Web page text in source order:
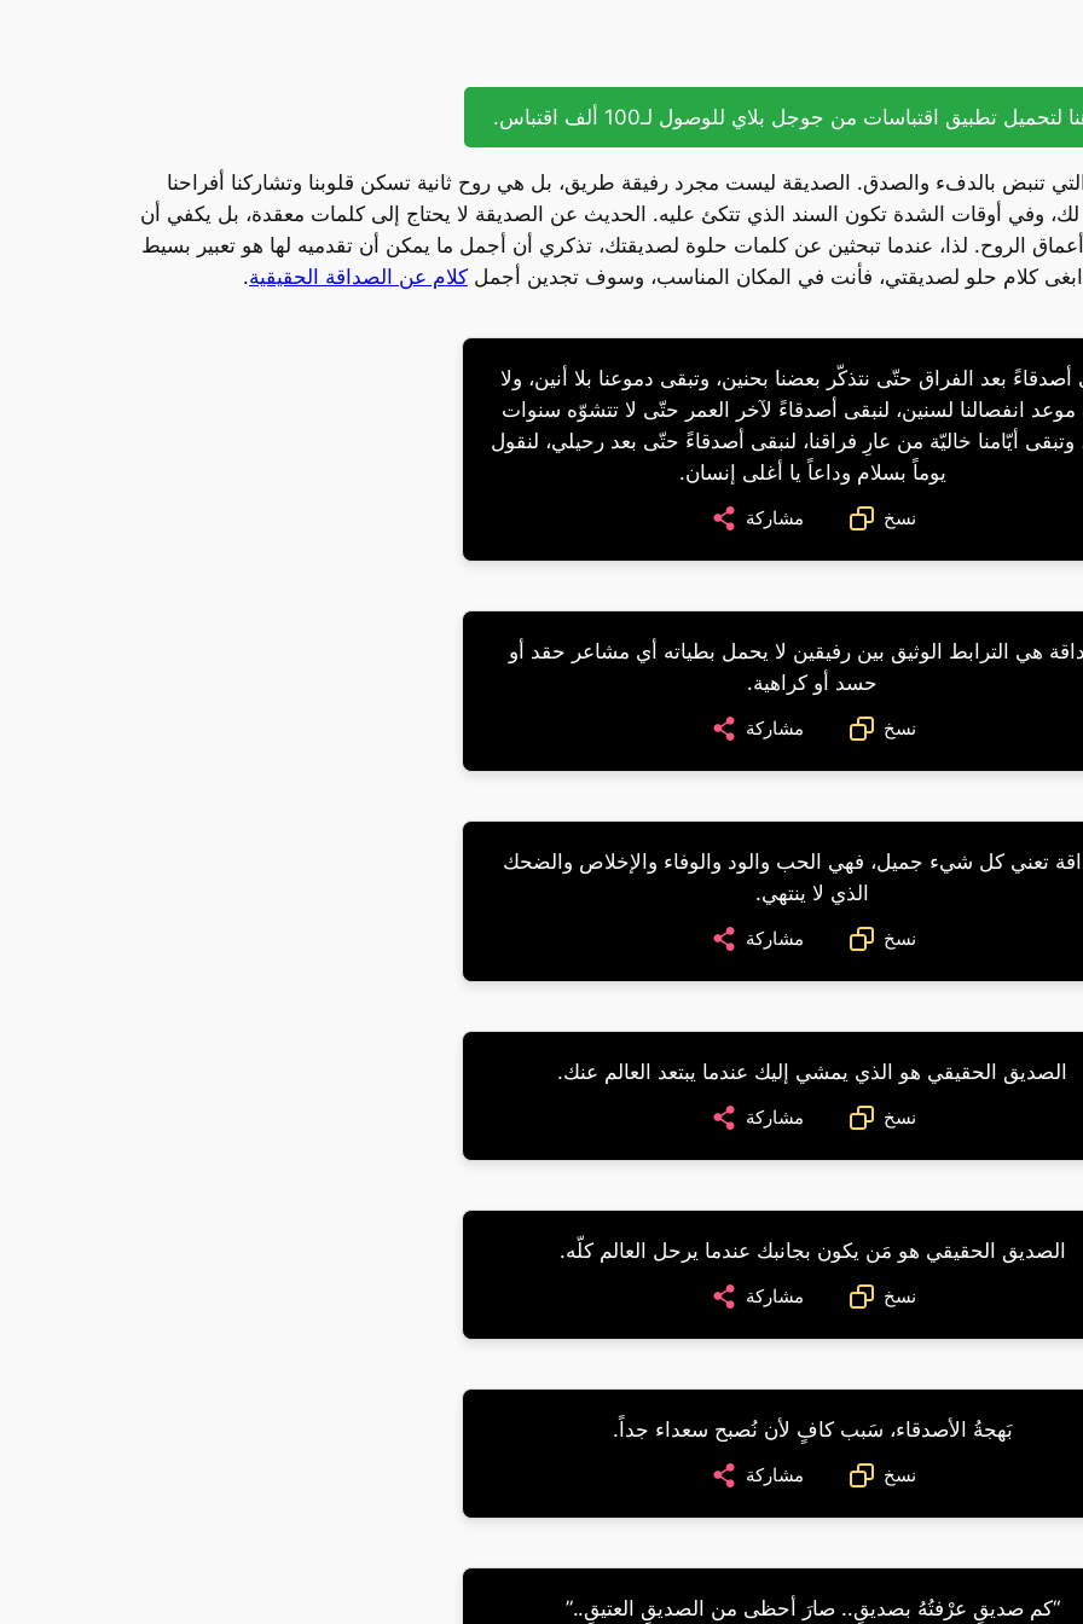
لتحميل تطبيق اقتباسات من جوجل بلاي للوصول لـ100 ألف اقتباس.
تنبض بالدفء والصدق. الصديقة ليست مجرد رفيقة طريق، بل هي روح ثانية تسكن قلوبنا وتشاركنا أفراحنا
وفي أوقات الشدة تكون السند الذي تتكئ عليه. الحديث عن الصديقة لا يحتاج إلى كلمات معقدة، بل يكفي أن
الروح. لذا، عندما تبحثين عن كلمات حلوة لصديقتك، تذكري أن أجمل ما يمكن أن تقدميه لها هو تعبير بسيط
ابغى كلام حلو لصديقتي، فأنت في المكان المناسب، وسوف تجدين أجمل كلام عن الصداقة الحقيقية.
أصدقاءً بعد الفراق حتّى نتذكّر بعضنا بحنين، وتبقى دموعنا بلا أنين، ولا
موعد انفصالنا لسنين، لنبقى أصدقاءً لآخر العمر حتّى لا تتشوّه سنوات
وتبقى أيّامنا خاليّة من عارِ فراقنا، لنبقى أصدقاءً حتّى بعد رحيلي، لنقول
يوماً بسلام وداعاً يا أغلى إنسان.
نسخ مشاركة
هي الترابط الوثيق بين رفيقين لا يحمل بطياته أي مشاعر حقد أو
حسد أو كراهية.
نسخ مشاركة
تعني كل شيء جميل، فهي الحب والود والوفاء والإخلاص والضحك
الذي لا ينتهي.
نسخ مشاركة
الصديق الحقيقي هو الذي يمشي إليك عندما يبتعد العالم عنك.
نسخ مشاركة
الصديق الحقيقي هو مَن يكون بجانبك عندما يرحل العالم كلّه.
نسخ مشاركة
بَهجةُ الأصدقاء، سَبب كافٍ لأن نُصبح سعداء جداً.
نسخ مشاركة
“كم صديقٍ عرْفتُهُ بصديقٍ.. صارَ أحظى من الصديقِ العتيقِ..”